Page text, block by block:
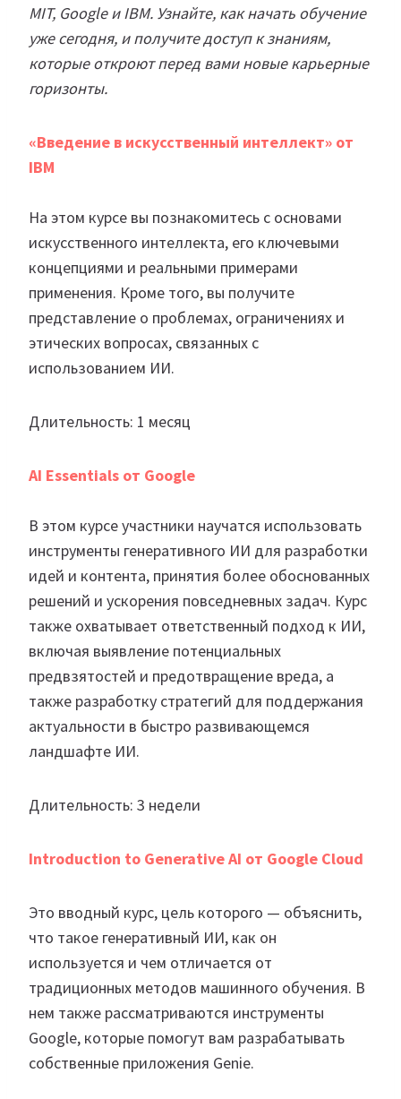
MIT, Google и IBM. Узнайте, как начать обучение
уже сегодня, и получите доступ к знаниям,
которые откроют перед вами новые карьерные
горизонты.
«Введение в искусственный интеллект» от
IBM
На этом курсе вы познакомитесь с основами
искусственного интеллекта, его ключевыми
концепциями и реальными примерами
применения. Кроме того, вы получите
представление о проблемах, ограничениях и
этических вопросах, связанных с
использованием ИИ.
Длительность: 1 месяц
AI Essentials от Google
В этом курсе участники научатся использовать
инструменты генеративного ИИ для разработки
идей и контента, принятия более обоснованных
решений и ускорения повседневных задач. Курс
также охватывает ответственный подход к ИИ,
включая выявление потенциальных
предвзятостей и предотвращение вреда, а
также разработку стратегий для поддержания
актуальности в быстро развивающемся
ландшафте ИИ.
Длительность: 3 недели
Introduction to Generative AI от Google Cloud
Это вводный курс, цель которого — объяснить,
что такое генеративный ИИ, как он
используется и чем отличается от
традиционных методов машинного обучения. В
нем также рассматриваются инструменты
Google, которые помогут вам разрабатывать
собственные приложения Genie.